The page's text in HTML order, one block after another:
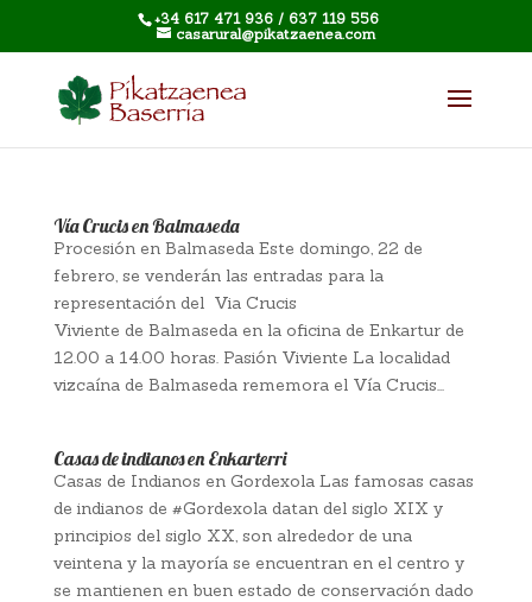
+34 617 471 936 / 637 119 556
casarural@pikatzaenea.com
Vía Crucis en Balmaseda
Procesión en Balmaseda Este domingo, 22 de
febrero, se venderán las entradas para la
representación del Via Crucis
Viviente de ‪‎Balmaseda‬ en la oficina de‪ ‎Enkartur‬ de
12.00 a 14.00 horas. Pasión Viviente La localidad
vizcaína de Balmaseda rememora el Vía Crucis...
Casas de indianos en Enkarterri
Casas de Indianos en Gordexola Las famosas casas
de indianos de ‪#‎Gordexola‬ datan del siglo XIX y
principios del siglo XX, son alrededor de una
veintena y la mayoría se encuentran en el centro y
se mantienen en buen estado de conservación dado